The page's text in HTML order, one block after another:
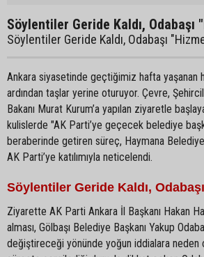
Söylentiler Geride Kaldı, Odabaşı
Söylentiler Geride Kaldı, Odabaşı
Ankara siyasetinde geçtiğimiz hafta yaşanan
ardından taşlar yerine oturuyor. Çevre,
Bakanı Murat Kurum’a yapılan ziyaretle
kulislerde "AK Parti’ye geçecek belediye
beraberinde getiren süreç, Haymana Belediye
AK Parti’ye katılımıyla neticelendi.
Söylentiler Geride Kaldı,
Ziyarette AK Parti Ankara İl Başkanı Hakan
alması, Gölbaşı Belediye Başkanı Yakup
değiştireceği yönünde yoğun iddialara neden